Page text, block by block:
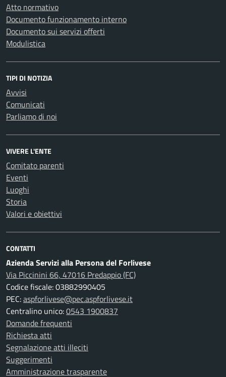
Atto normativo
Documento funzionamento interno
Documento sui servizi offerti
Modulistica
TIPI DI NOTIZIA
Avvisi
Comunicati
Parliamo di noi
VIVERE L'ENTE
Comitato parenti
Eventi
Luoghi
Storia
Valori e obiettivi
CONTATTI
Azienda Servizi alla Persona del Forlivese
Via Piccinini 66, 47016 Predappio (FC)
Codice fiscale: 03882990405
PEC:aspforlivese@pec.aspforlivese.it
Centralino unico:0543 1900837
Domande frequenti
Richiesta atti
Segnalazione atti illeciti
Suggerimenti
Amministrazione trasparente